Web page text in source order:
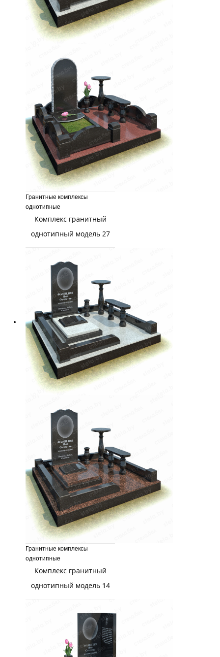
Гранитные комплексы
однотипные
Комплекс гранитный
однотипный модель 27
Гранитные комплексы
однотипные
Комплекс гранитный
однотипный модель 14